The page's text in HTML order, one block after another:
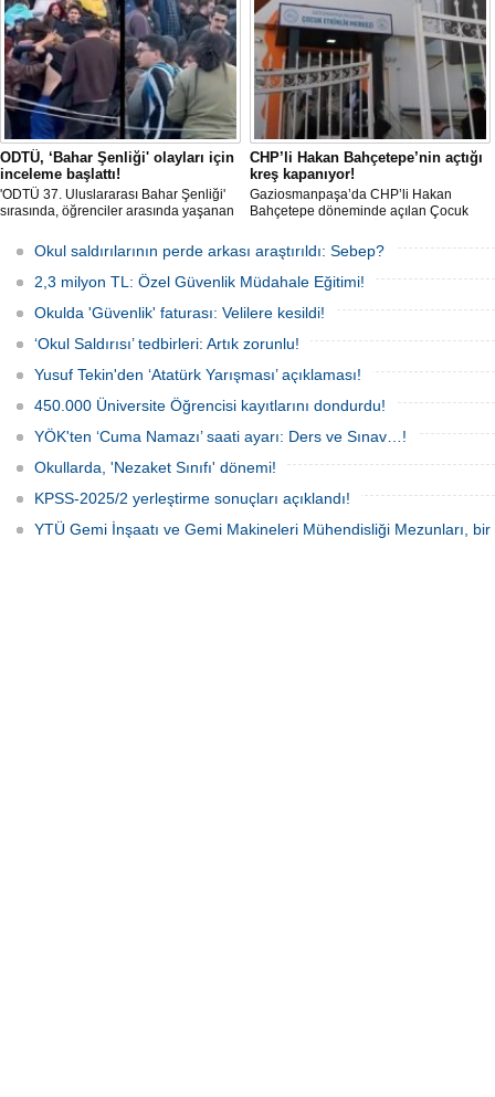
çözümü için revize edilen sözleşmenin
1 hafta içinde imzalanmasını istedi.
nedenleri arasında en çok aile içi
iletişim eksikliğine dikkat çekti.
ODTÜ, ‘Bahar Şenliği' olayları için
inceleme başlattı!
'ODTÜ 37. Uluslararası Bahar Şenliği'
sırasında, öğrenciler arasında yaşanan
(ODTÜ) açıklama geldi. Yönetim,
olaylarla ilgili inceleme başlatıldığını
duyurdu.
CHP’li Hakan Bahçetepe’nin açtığı
kreş kapanıyor!
Gaziosmanpaşa’da CHP’li Hakan
Bahçetepe döneminde açılan Çocuk
Kulübü'ne dönüştürülmesi, velileri
ayağa kaldırdı. Çalışan aileler,
çocuklarını nereye bırakacaklarını
Okul saldırılarının perde arkası araştırıldı: Sebep?
2,3 milyon TL: Özel Güvenlik Müdahale Eğitimi!
Okulda 'Güvenlik' faturası: Velilere kesildi!
‘Okul Saldırısı’ tedbirleri: Artık zorunlu!
Yusuf Tekin'den ‘Atatürk Yarışması’ açıklaması!
450.000 Üniversite Öğrencisi kayıtlarını dondurdu!
YÖK'ten ‘Cuma Namazı’ saati ayarı: Ders ve Sınav…!
Okullarda, 'Nezaket Sınıfı' dönemi!
KPSS-2025/2 yerleştirme sonuçları açıklandı!
YTÜ Gemi İnşaatı ve Gemi Makineleri Mühendisliği Mezunları,